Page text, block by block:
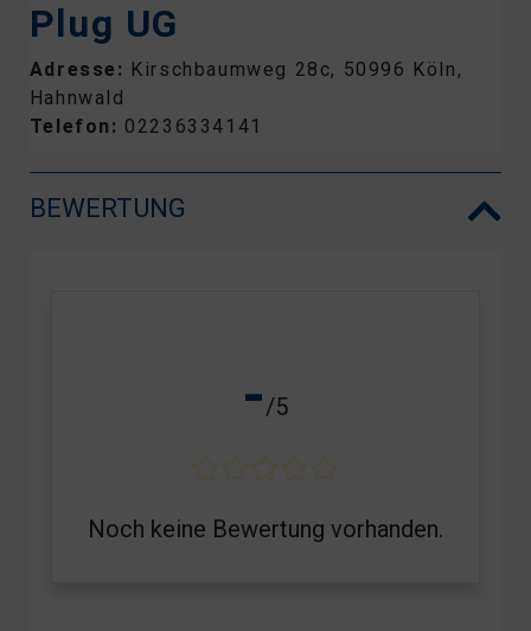
Plug UG
Adresse: Kirschbaumweg 28c, 50996 Köln,
Hahnwald
Telefon: 02236334141
BEWERTUNG
-/5
Noch keine Bewertung vorhanden.